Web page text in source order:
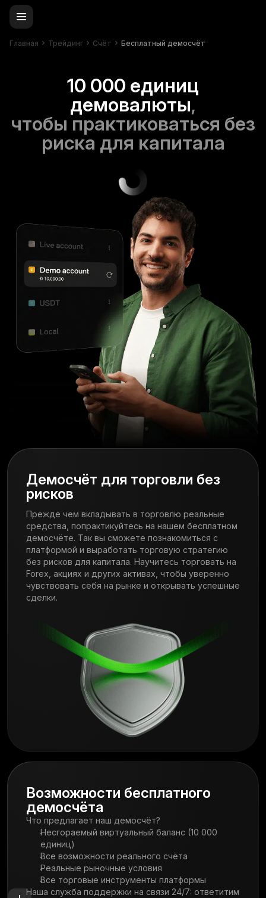
Главная Трейдинг Счёт Бесплатный демосчёт
10 000 единиц
демовалюты,
чтобы практиковаться без
риска для капитала
Демосчёт для торговли без
рисков
Прежде чем вкладывать в торговлю реальные
средства, попрактикуйтесь на нашем бесплатном
демосчёте. Так вы сможете познакомиться с
платформой и выработать торговую стратегию
без рисков для капитала. Научитесь торговать на
Forex, акциях и других активах, чтобы уверенно
чувствовать себя на рынке и открывать успешные
сделки.
Возможности бесплатного
демосчёта
Что предлагает наш демосчёт?
Несгораемый виртуальный баланс (10 000
единиц)
Все возможности реального счёта
Реальные рыночные условия
Все торговые инструменты платформы
Наша служба поддержки на связи 24/7: ответитим